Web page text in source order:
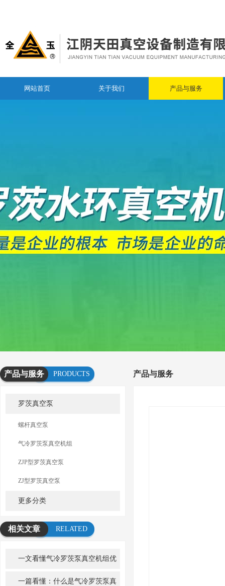
网站首页 关于我们 产品与服务
产品与服务
PRODUCTS
罗茨真空泵
螺杆真空泵
气冷罗茨泵真空机组
ZJP型罗茨真空泵
ZJ型罗茨真空泵
更多分类
相关文章
RELATED
一文看懂气冷罗茨泵真空机组优
势解析一篇看懂：什么是气冷罗茨泵真
产品与服务